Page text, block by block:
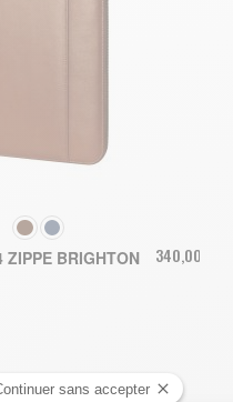
COULEUR
ZIPPE BRIGHTON 340,00 €